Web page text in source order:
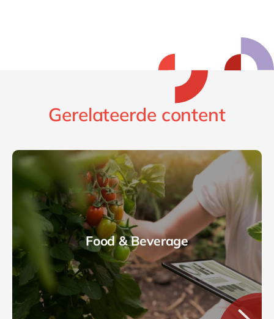
Gerelateerde content
Food & Beverage